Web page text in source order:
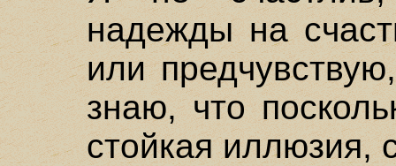
надежды на
или
знаю, что
стойкая иллюзия,